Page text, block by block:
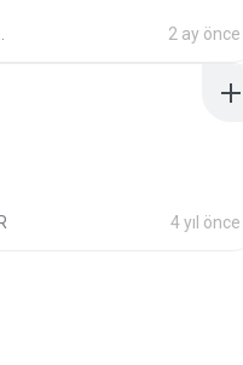
2 ay önce
4 yıl önce